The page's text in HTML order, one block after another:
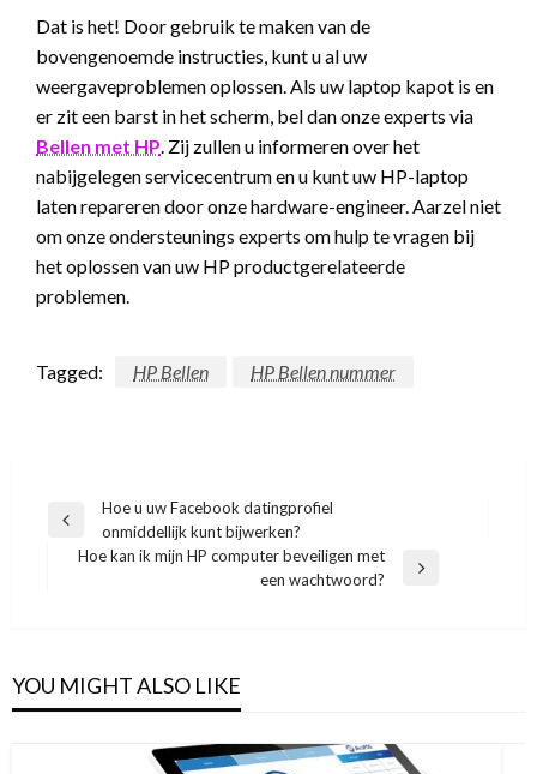
Dat is het! Door gebruik te maken van de
bovengenoemde instructies, kunt u al uw
weergaveproblemen oplossen. Als uw laptop kapot is en
er zit een barst in het scherm, bel dan onze experts via
Bellen met HP. Zij zullen u informeren over het
nabijgelegen servicecentrum en u kunt uw HP-laptop
laten repareren door onze hardware-engineer. Aarzel niet
om onze ondersteunings experts om hulp te vragen bij
het oplossen van uw HP productgerelateerde
problemen.
Tagged: HP Bellen HP Bellen nummer
Post
navigation
Previous
Post
Hoe u uw Facebook datingprofiel
onmiddellijk kunt bijwerken?
Hoe kan ik mijn HP computer beveiligen met
een wachtwoord?
YOU MIGHT ALSO LIKE